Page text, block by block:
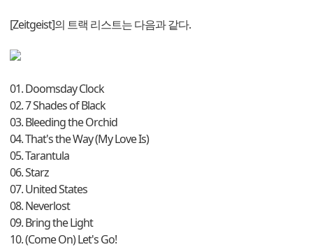
[Zeitgeist]의 트랙 리스트는 다음과 같다.
01. Doomsday Clock
02. 7 Shades of Black
03. Bleeding the Orchid
04. That's the Way (My Love Is)
05. Tarantula
06. Starz
07. United States
08. Neverlost
09. Bring the Light
10. (Come On) Let's Go!